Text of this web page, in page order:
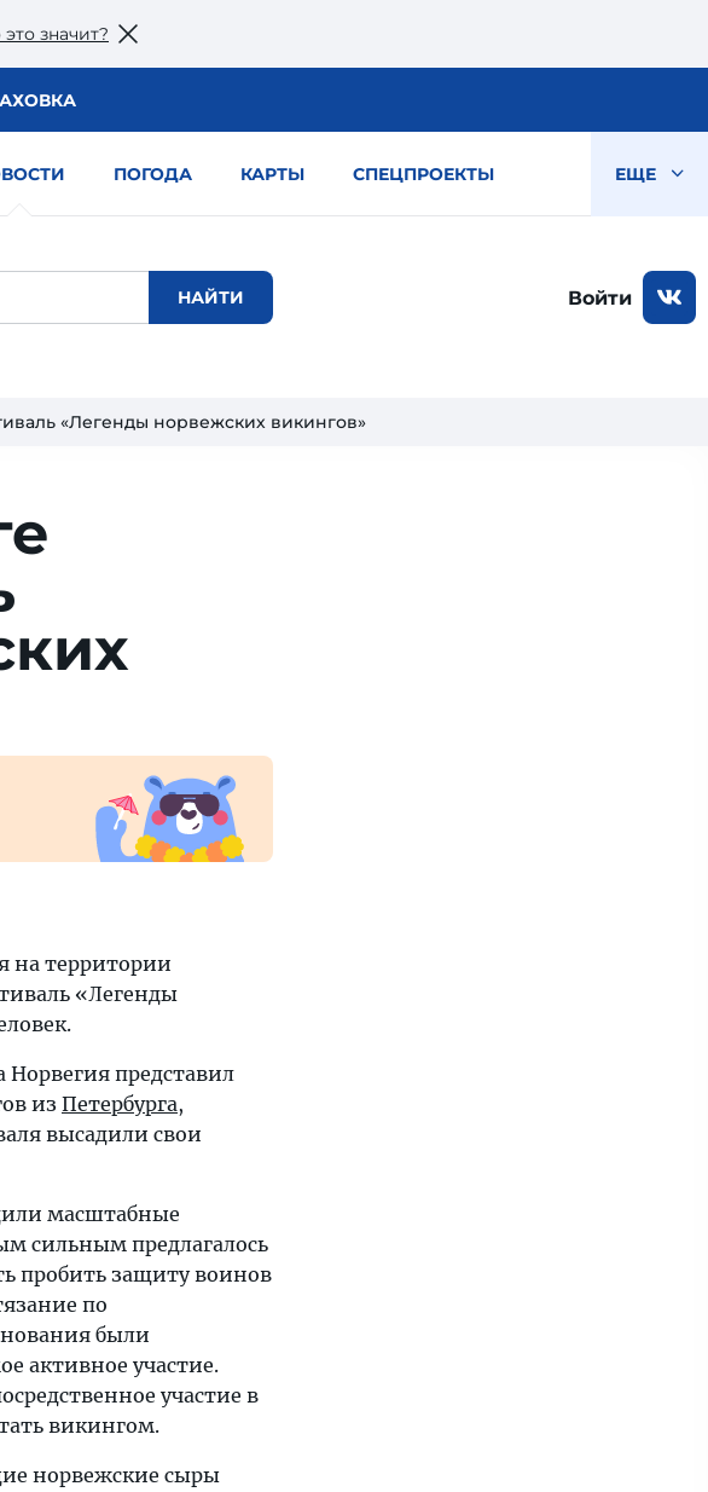
это значит?
ПОГОДА КАРТЫ СПЕЦПРОЕКТЫ ЕЩЕ
Войти
«Легенды норвежских викингов»
на территории
«Легенды
Норвегия представил
из Петербурга,
высадили свои
масштабные
сильным предлагалось
пробить защиту воинов
по
были
активное участие.
участие в
викингом.
норвежские сыры